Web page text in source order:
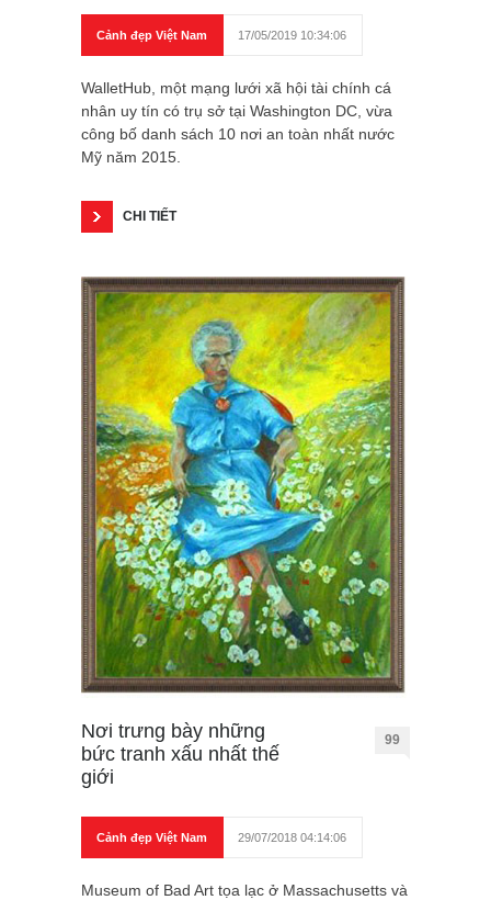
Cảnh đẹp Việt Nam 17/05/2019 10:34:06
WalletHub, một mạng lưới xã hội tài chính cá
nhân uy tín có trụ sở tại Washington DC, vừa
công bố danh sách 10 nơi an toàn nhất nước
Mỹ năm 2015.
CHI TIẾT
Nơi trưng bày những
bức tranh xấu nhất thế
giới
99
Cảnh đẹp Việt Nam 29/07/2018 04:14:06
Museum of Bad Art tọa lạc ở Massachusetts và